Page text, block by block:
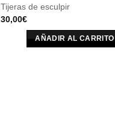
Tijeras de esculpir
30,00€
AÑADIR AL CARRITO